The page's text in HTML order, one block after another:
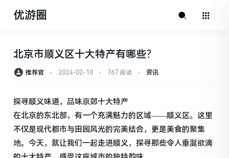
优游圈
北京市顺义区十大特产有哪些？
推荐官 ⋅ 2024-02-10 ⋅ 767 阅读 ⋅ 资讯
探寻顺义味道，品味京郊十大特产
在北京的东北部，有一个充满魅力的区域——顺义区。这里
不仅是现代都市与田园风光的完美结合，更是美食的聚集
地。今天，就让我们一起走进顺义，探寻那些令人垂涎欲滴